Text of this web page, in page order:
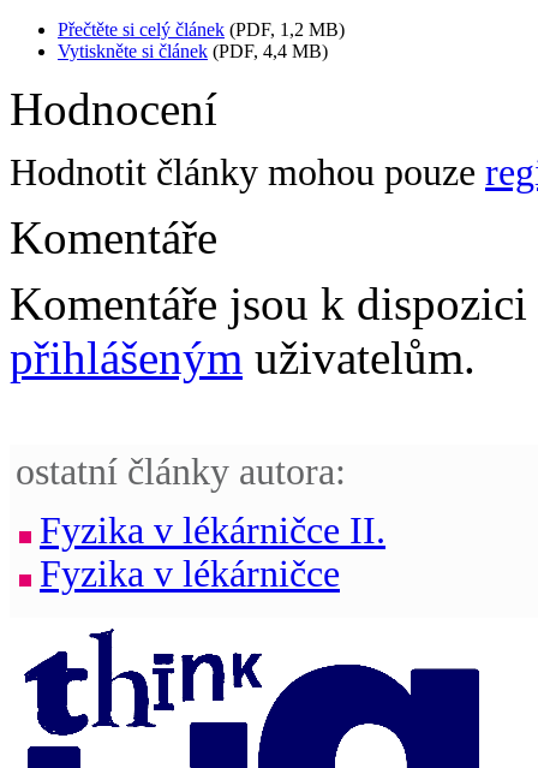
Přečtěte si celý článek (PDF, 1,2 MB)
Vytiskněte si článek (PDF, 4,4 MB)
Hodnocení
Hodnotit články mohou pouze
Komentáře
Komentáře jsou k
přihlášeným uživatelům.
ostatní články autora:
Fyzika v lékárničce II.
Fyzika v lékárničce